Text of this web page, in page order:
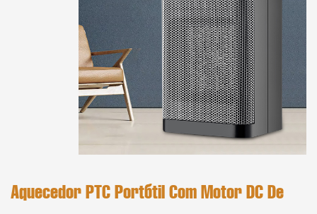
Aquecedor PTC Portátil Com Motor DC De